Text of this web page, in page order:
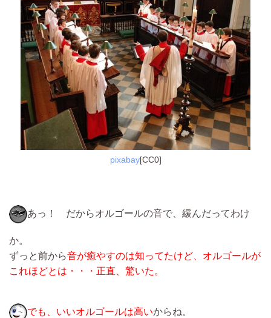
pixabay[CC0]
あっ！ だからオルゴールの音で、緩んだってわけ
か。
ずっと前から音が癒やすのは知ってたけど、オルゴールが
これほどとは・・・正直、驚いた。
でも、いいオルゴールは高いからね。